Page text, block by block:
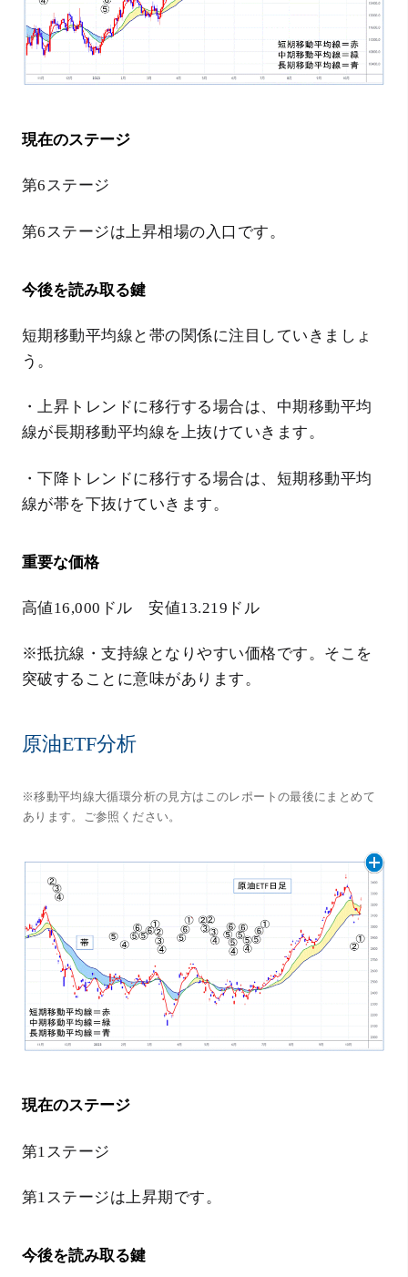
現在のステージ
第6ステージ
第6ステージは上昇相場の入口です。
今後を読み取る鍵
短期移動平均線と帯の関係に注目していきましょ
う。
・上昇トレンドに移行する場合は、中期移動平均
線が長期移動平均線を上抜けていきます。
・下降トレンドに移行する場合は、短期移動平均
線が帯を下抜けていきます。
重要な価格
高値16,000 ドル 安値13.219 ドル
※抵抗線・支持線となりやすい価格です。そこを
突破することに意味があります。
原油ETF分析
※移動平均線大循環分析の見方はこのレポートの最後にまとめて
あります。ご参照ください。
現在のステージ
第1ステージ
第1ステージは上昇期です。
今後を読み取る鍵